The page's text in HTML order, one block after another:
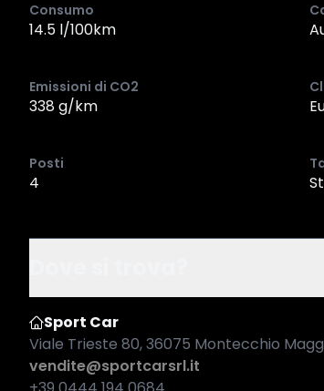
Consumo
14.5 l/100km
Emissioni di CO2
338 g/km
Posti
4
Sport Car
Viale Trieste 80, 36075 Montecchio
vendite@sportcarsrl.it